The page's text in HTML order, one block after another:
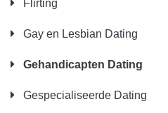
Flirting
Gay en Lesbian Dating
Gehandicapten Dating
Gespecialiseerde Dating